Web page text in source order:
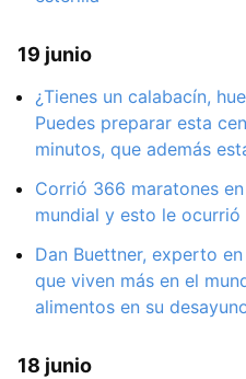
19 junio
¿Tienes un calabacín,
Puedes preparar esta
minutos, que además
Corrió 366 maratones
mundial y esto le ocurrió
Dan Buettner, experto
que viven más en el
alimentos en su
18 junio